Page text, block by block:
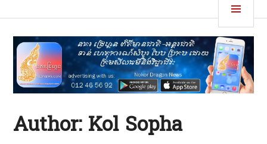
to នគរដ្រេហ្គន
Author: Kol Sopha